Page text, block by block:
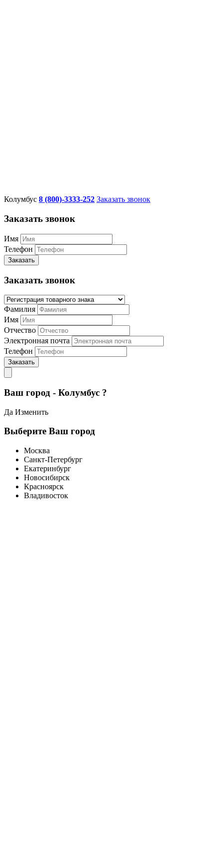
Колумбус 8 (800)-3333-252 Заказать звонок
Заказать звонок
Имя
Телефон
Заказать
Заказать звонок
Фамилия
Имя
Отчество
Электронная почта
Телефон
Заказать
Ваш город - Колумбус ?
Да Изменить
Выберите Ваш город
Москва
Санкт-Петербург
Екатеринбург
Новосибирск
Красноярск
Владивосток